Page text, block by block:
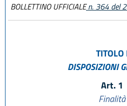
L.R. 18 luglio 2017,
L.R. 27 luglio 2018,
L.R. 27 dicembre
BOLLETTINO UFFICIALEn. 364 del
TITOLO
DISPOSIZIONI
Art. 1
Finalità